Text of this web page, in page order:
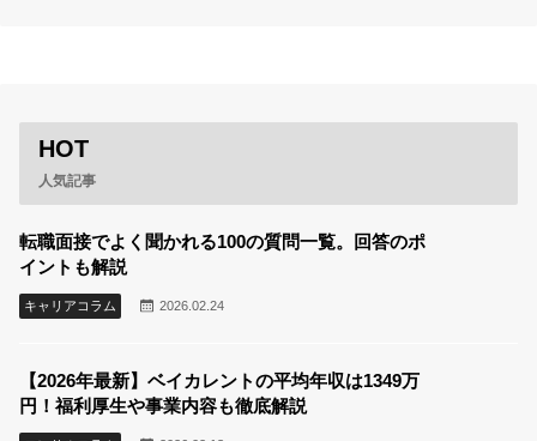
HOT
人気記事
転職面接でよく聞かれる100の質問一覧。回答のポ
イントも解説
キャリアコラム 2026.02.24
【2026年最新】ベイカレントの平均年収は1349万
円！福利厚生や事業内容も徹底解説